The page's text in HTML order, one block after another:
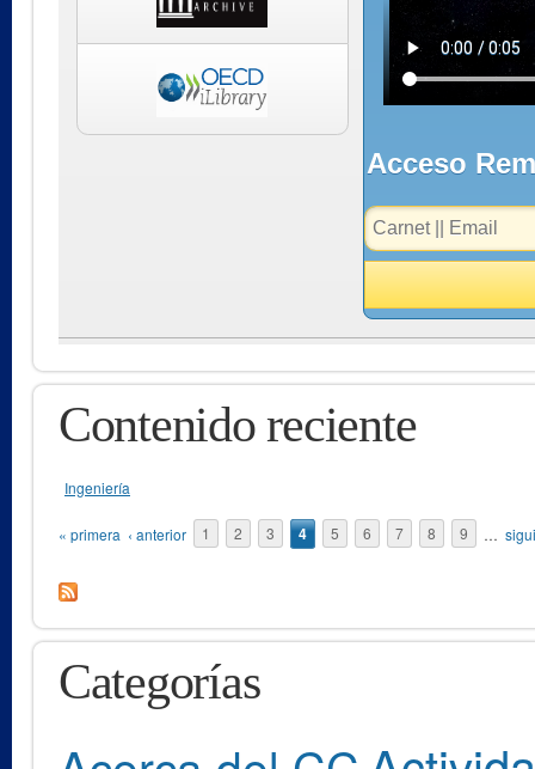
Contenido reciente
Ingeniería
Páginas
« primera ‹ anterior 1 2 3 4 5 6 7 8 9 …
Categorías